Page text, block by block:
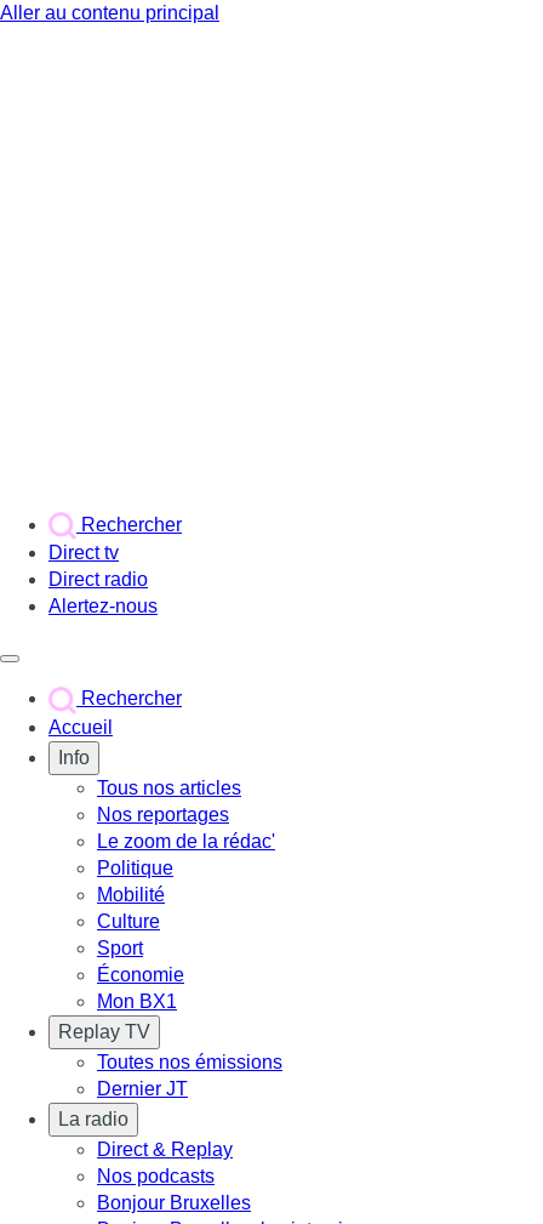
Aller au contenu principal
Rechercher
Direct tv
Direct radio
Alertez-nous
Rechercher
Accueil
Info
Tous nos articles
Nos reportages
Le zoom de la rédac'
Politique
Mobilité
Culture
Sport
Économie
Mon BX1
Replay TV
Toutes nos émissions
Dernier JT
La radio
Direct & Replay
Nos podcasts
Bonjour Bruxelles